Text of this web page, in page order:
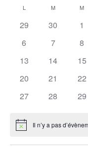
date.
Calendrier
de
Évènements
L M M
0
29
0
30
0
1
0
6
0
7
0
8
0
13
0
14
0
15
0
20
0
21
0
22
0
27
0
28
0
29
Notice Il n’y a pas